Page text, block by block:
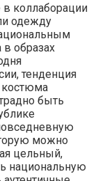
в коллаборации
одежду
в образах
тенденция
костюма
быть
можно
цельный,
национальную